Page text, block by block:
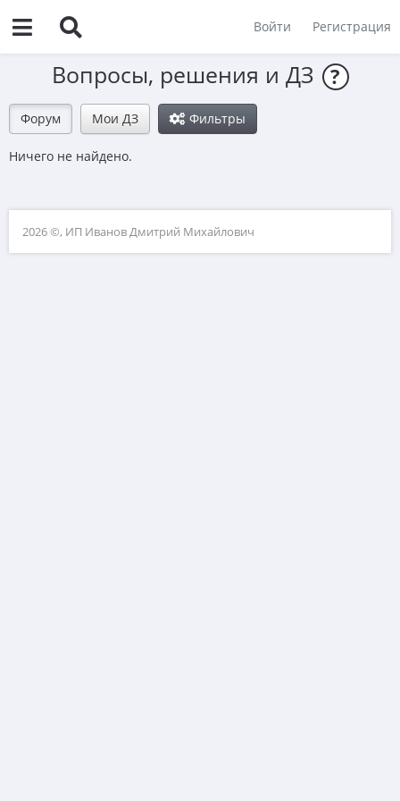
Войти Регистрация
Вопросы, решения и ДЗ ?
Форум Мои ДЗ Фильтры
Ничего не найдено.
2026 ©, ИП Иванов Дмитрий Михайлович